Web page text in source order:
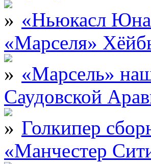
«Ньюкасл
«Марселя»
«Марсель»
Саудовской
Голкипер
«Манчестер